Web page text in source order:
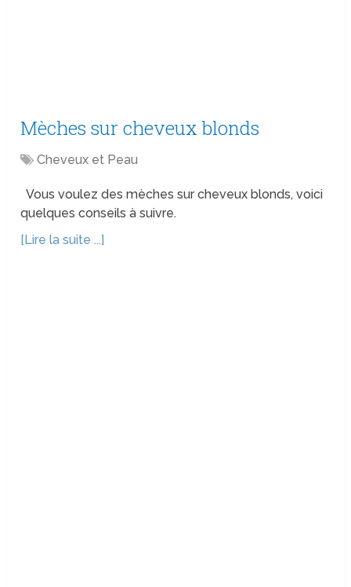
Mèches sur cheveux blonds
Cheveux et Peau
Vous voulez des mèches sur cheveux blonds, voici
quelques conseils à suivre.
[Lire la suite ...]